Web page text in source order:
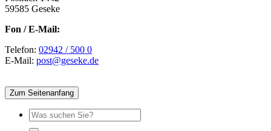
59585 Geseke
Fon / E-Mail:
Telefon: 02942 / 500 0
E-Mail: post@geseke.de
Zum Seitenanfang